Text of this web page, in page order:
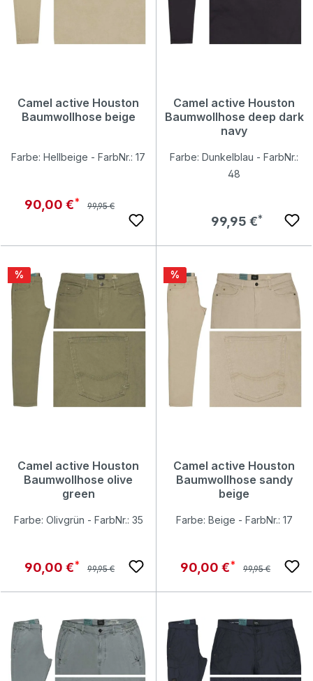
Camel active Houston
Baumwollhose beige
Farbe: Hellbeige - FarbNr.: 17
Verkaufspreis:
90,00 € Regulärer Preis:
99,95 €
Camel active Houston
Baumwollhose deep dark
navy
Farbe: Dunkelblau - FarbNr.:
48
Regulärer Preis:
99,95 €
Rabatt
%
Camel active Houston
Baumwollhose olive
green
Farbe: Olivgrün - FarbNr.: 35
Verkaufspreis:
90,00 € Regulärer Preis:
99,95 €
Rabatt
%
Camel active Houston
Baumwollhose sandy
beige
Farbe: Beige - FarbNr.: 17
Verkaufspreis:
90,00 € Regulärer Preis:
99,95 €